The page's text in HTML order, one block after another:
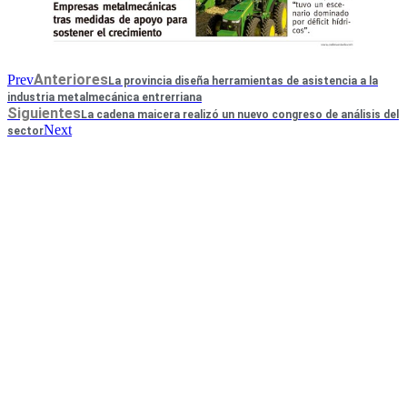
PrevAnterioresLa provincia diseña herramientas de asistencia a la
industria metalmecánica entrerriana
SiguientesLa cadena maicera realizó un nuevo congreso de análisis del
sectorNext